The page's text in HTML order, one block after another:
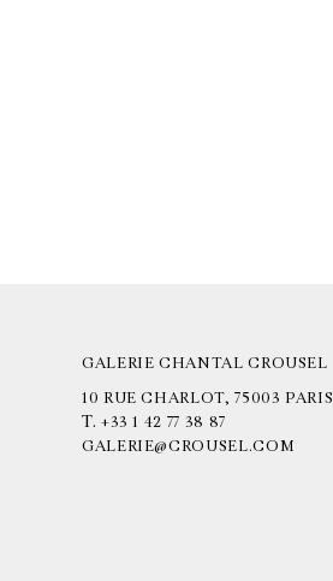
GALERIE CHANTAL CROUSEL
10 RUE CHARLOT, 75003 PARIS
T. +33 1 42 77 38 87
GALERIE@CROUSEL.COM